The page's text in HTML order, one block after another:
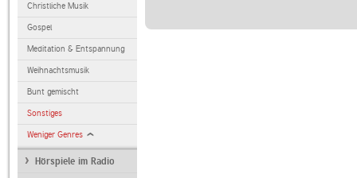
Christliche Musik
Gospel
Meditation & Entspannung
Weihnachtsmusik
Bunt gemischt
Sonstiges
Weniger Genres
Hörspiele im Radio